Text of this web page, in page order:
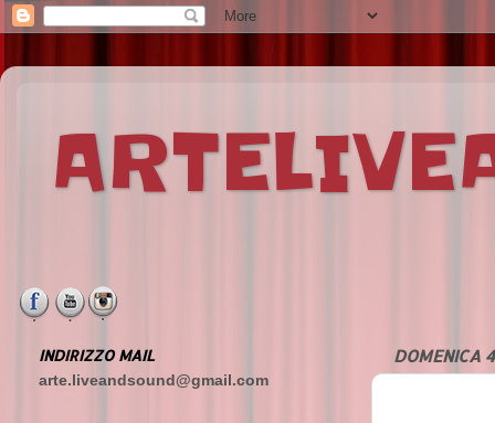
DOMENICA
INDIRIZZO MAIL
arte.liveandsound@gmail.com